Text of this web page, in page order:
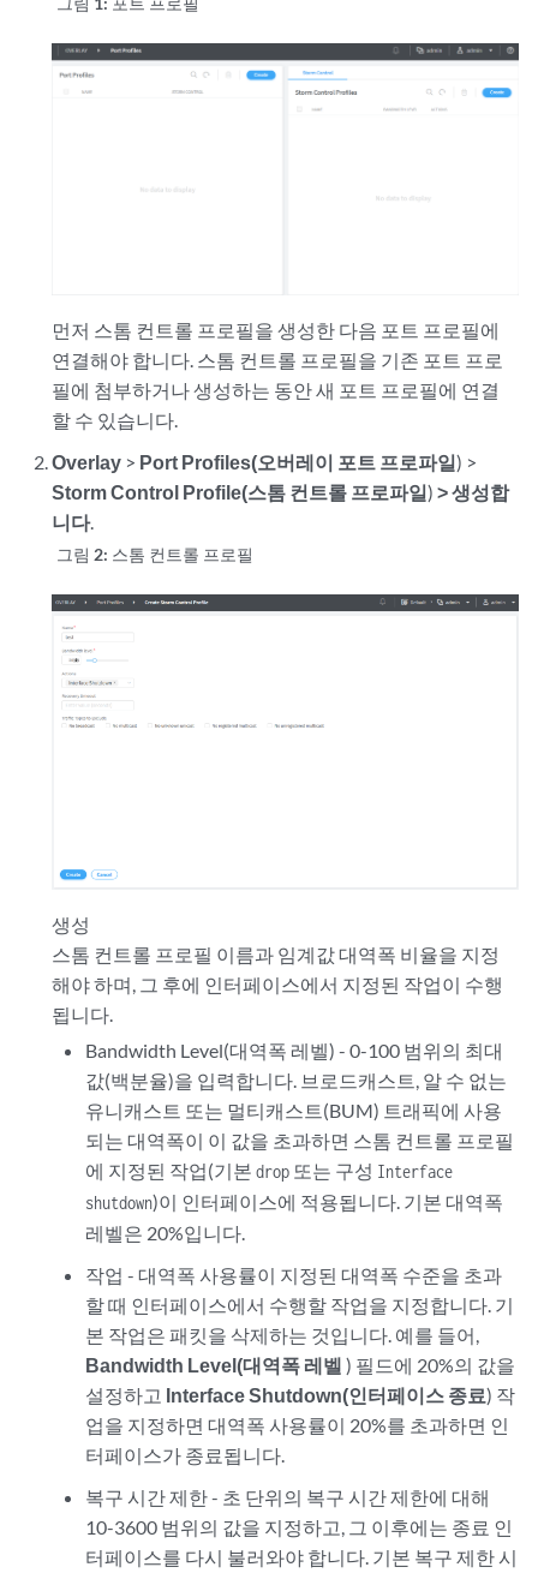
먼저 스톰 컨트롤 프로필을 생성한 다음 포트 프로필에
연결해야 합니다. 스톰 컨트롤 프로필을 기존 포트 프로
필에 첨부하거나 생성하는 동안 새 포트 프로필에 연결
할 수 있습니다.
Overlay > Port Profiles(오버레이 포트 프로파일) >
Storm Control Profile(스톰 컨트롤 프로파일)> 생성합
니다.
그림 2: 스톰 컨트롤 프로필
생성
스톰 컨트롤 프로필 이름과 임계값 대역폭 비율을 지정
해야 하며, 그 후에 인터페이스에서 지정된 작업이 수행
됩니다.
Bandwidth Level(대역폭 레벨) - 0-100 범위의 최대
값(백분율)을 입력합니다. 브로드캐스트, 알 수 없는
유니캐스트 또는 멀티캐스트(BUM) 트래픽에 사용
되는 대역폭이 이 값을 초과하면 스톰 컨트롤 프로필
에 지정된 작업(기본 drop또는 구성 Interface
shutdown)이 인터페이스에 적용됩니다. 기본 대역폭
레벨은 20%입니다.
작업 - 대역폭 사용률이 지정된 대역폭 수준을 초과
할 때 인터페이스에서 수행할 작업을 지정합니다. 기
본 작업은 패킷을 삭제하는 것입니다. 예를 들어,
Bandwidth Level(대역폭 레벨 ) 필드에 20%의 값을
설정하고 Interface Shutdown(인터페이스 종료) 작
업을 지정하면 대역폭 사용률이 20%를 초과하면 인
터페이스가 종료됩니다.
복구 시간 제한 - 초 단위의 복구 시간 제한에 대해
10-3600 범위의 값을 지정하고, 그 이후에는 종료 인
터페이스를 다시 불러와야 합니다. 기본 복구 제한 시